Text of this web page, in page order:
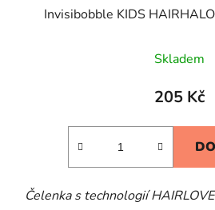
Invisibobble KIDS
Skladem
205 Kč
Čelenka s technologií